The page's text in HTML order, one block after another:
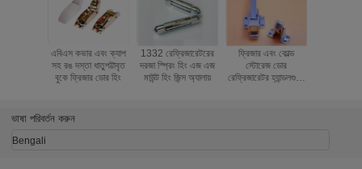
এবিএস কভার এবং ক্যাপ
সহ রঙ দস্তা ধাতুপট্টাবৃত
বুকে ফ্রিজার ডোর হিং
1332 রেফ্রিজারেটরের
দরজা স্প্রিং হিং এজ এজ
মাউন্ট হিং জিন্স অ্যালায়
ফ্রিজার এবং কোল্ড
স্টোরেজ ডোর
রেফ্রিজারেটর হ্যান্ডলগুলি,
ভাষা পরিবর্তন করুন
Bengali